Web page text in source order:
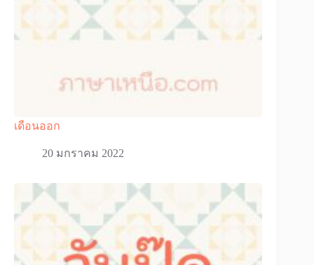
เดือนออก
20 มกราคม 2022